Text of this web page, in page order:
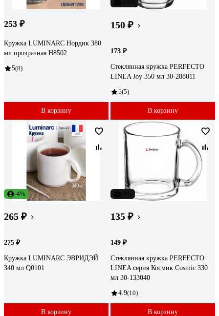
253 ₽
Кружка LUMINARC Нордик 380
мл прозрачная H8502
5(8)
В корзину
150 ₽
173 ₽
Стеклянная кружка PERFECTO
LINEA Joy 350 мл 30-288011
5(5)
В корзину
-4%
265 ₽
275 ₽
Кружка LUMINARC ЭВРИДЭЙ
340 мл Q0101
В корзину
135 ₽
149 ₽
Стеклянная кружка PERFECTO
LINEA серия Космик Cosmic 330
мл 30-133040
4.9(10)
В корзину